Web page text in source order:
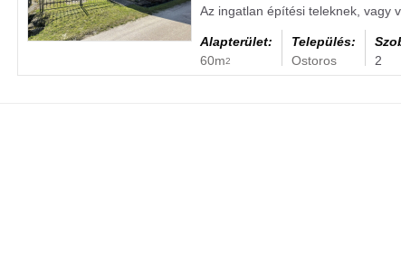
Az ingatlan építési teleknek, vagy
Alapterület:
60m2
Település:
Ostoros
2